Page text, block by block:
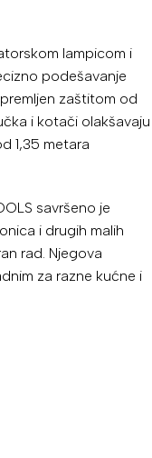
lampicom i
podešavanje
zaštitom od
i kotači olakšavaju
1,35 metara
savršeno je
i drugih malih
rad. Njegova
za razne kućne i